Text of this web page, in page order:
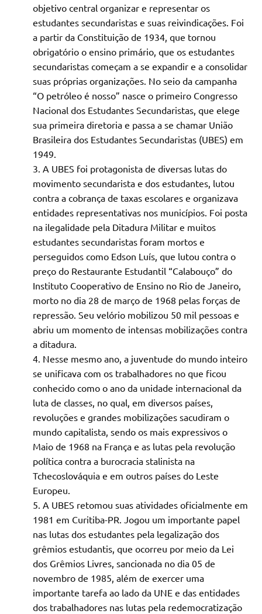
objetivo central organizar e representar os
estudantes secundaristas e suas reivindicações. Foi
a partir da Constituição de 1934, que tornou
obrigatório o ensino primário, que os estudantes
secundaristas começam a se expandir e a consolidar
suas próprias organizações. No seio da campanha
“O petróleo é nosso” nasce o primeiro Congresso
Nacional dos Estudantes Secundaristas, que elege
sua primeira diretoria e passa a se chamar União
Brasileira dos Estudantes Secundaristas (UBES) em
1949.
A UBES foi protagonista de diversas lutas do
movimento secundarista e dos estudantes, lutou
contra a cobrança de taxas escolares e organizava
entidades representativas nos municípios. Foi posta
na ilegalidade pela Ditadura Militar e muitos
estudantes secundaristas foram mortos e
perseguidos como Edson Luís, que lutou contra o
preço do Restaurante Estudantil “Calabouço” do
Instituto Cooperativo de Ensino no Rio de Janeiro,
morto no dia 28 de março de 1968 pelas forças de
repressão. Seu velório mobilizou 50 mil pessoas e
abriu um momento de intensas mobilizações contra
a ditadura.
Nesse mesmo ano, a juventude do mundo inteiro
se unificava com os trabalhadores no que ficou
conhecido como o ano da unidade internacional da
luta de classes, no qual, em diversos países,
revoluções e grandes mobilizações sacudiram o
mundo capitalista, sendo os mais expressivos o
Maio de 1968 na França e as lutas pela revolução
política contra a burocracia stalinista na
Tchecoslováquia e em outros países do Leste
Europeu.
A UBES retomou suas atividades oficialmente em
1981 em Curitiba-PR. Jogou um importante papel
nas lutas dos estudantes pela legalização dos
grêmios estudantis, que ocorreu por meio da Lei
dos Grêmios Livres, sancionada no dia 05 de
novembro de 1985, além de exercer uma
importante tarefa ao lado da UNE e das entidades
dos trabalhadores nas lutas pela redemocratização